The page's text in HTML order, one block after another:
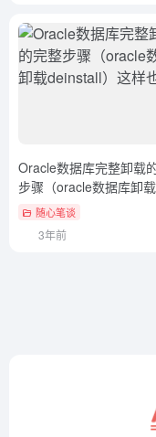
Oracle数据库完整卸载
步骤（oracle数据库卸载
deinstall）这样也行？
随心笔谈
3年前